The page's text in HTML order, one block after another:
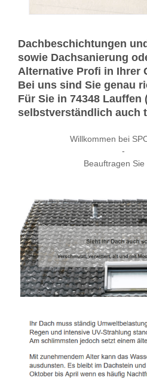
Dachbeschichtungen
sowie Dachsanierung
Alternative Profi in Ihrer
Bei uns sind Sie genau
Für Sie in 74348 Lauffen
selbstverständlich auch
Willkommen bei
-
Beauftragen Sie